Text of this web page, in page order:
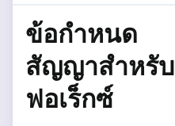
ข้อกำหนด
สัญญาสำหรับ
ฟอเร็กซ์